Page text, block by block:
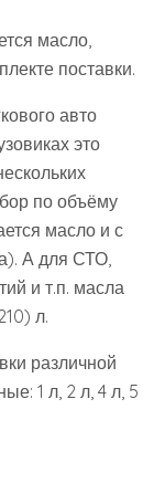
масло,
поставки.
авто
это
по объёму
масло и с
А для СТО,
и т.п. масла
л.
различной
1 л, 2 л, 4 л, 5